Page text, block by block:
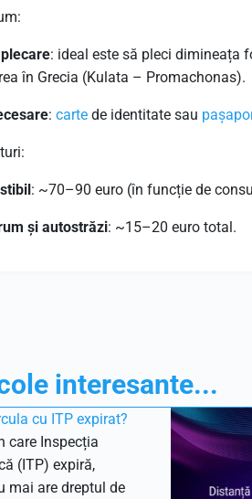
: ideal este să pleci dimineața
în Grecia (Kulata – Promachonas).
: carte de identitate sau
: ~70–90 euro (în funcție de
și autostrăzi: ~15–20 euro total.
interesante...
cu ITP expirat?
care Inspecția
(ITP) expiră,
mai are dreptul de